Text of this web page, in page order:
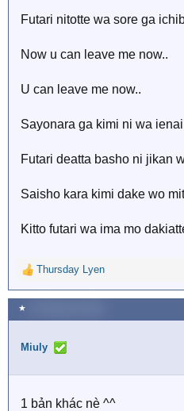
Futari nitotte wa sore ga
Now u can leave me now..
U can leave me now..
Sayonara ga kimi ni wa
Futari deatta basho ni jikan
Saisho kara kimi dake wo
Kitto futari wa ima mo
R
e
a
c
i
n
:
Thursday Lyen
★
Miuly
1 bản khác nè ^^